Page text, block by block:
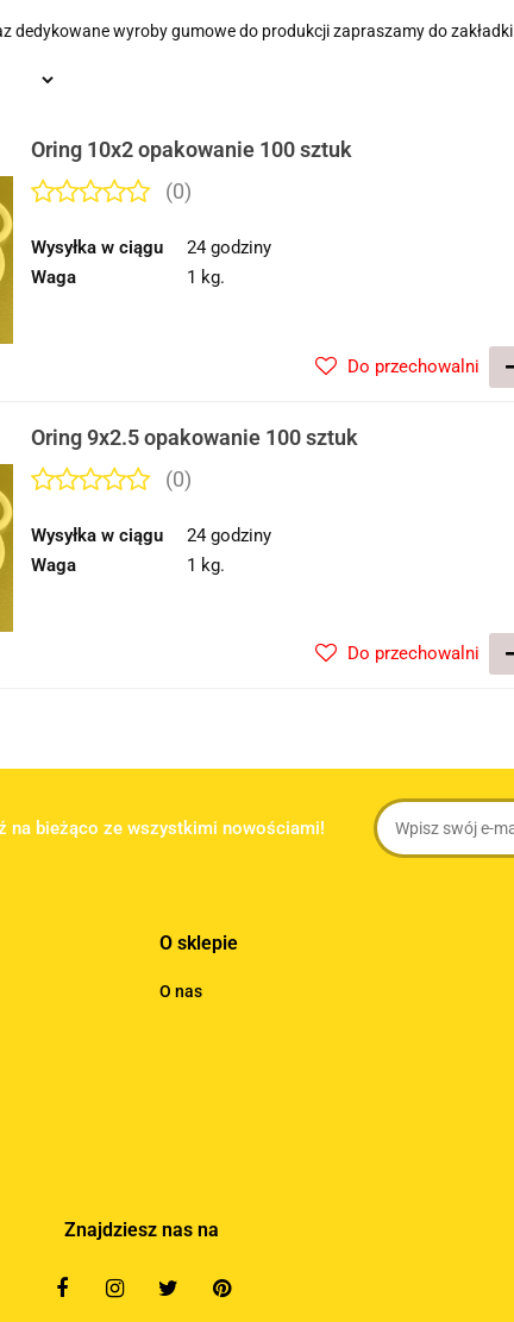
dedykowane wyroby gumowe do produkcji zapraszamy do zakładki
Oring 10x2 opakowanie 100 sztuk
(0)
Wysyłka w ciągu
24 godziny
Waga
1 kg.
Do przechowalni
Oring 9x2.5 opakowanie 100 sztuk
(0)
Wysyłka w ciągu
24 godziny
Waga
1 kg.
Do przechowalni
na bieżąco ze wszystkimi nowościami!
O sklepie
O nas
Znajdziesz nas na